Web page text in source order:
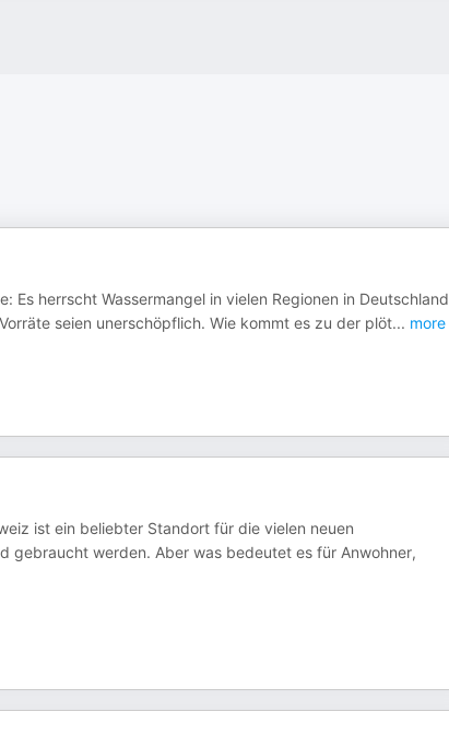
herrscht Wassermangel in vielen Regionen in Deutschland
seien unerschöpflich. Wie kommt es zu der plöt... more
ist ein beliebter Standort für die vielen neuen
gebraucht werden. Aber was bedeutet es für Anwohner,